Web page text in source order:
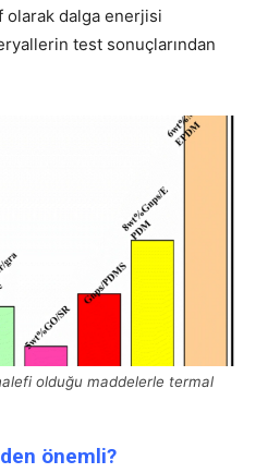
dalga enerjisi
test sonuçlarından
olduğu maddelerle termal
önemli?